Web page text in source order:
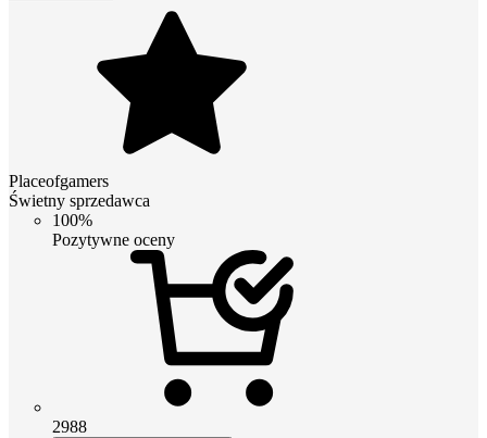
Placeofgamers
Świetny sprzedawca
100%
Pozytywne oceny
2988